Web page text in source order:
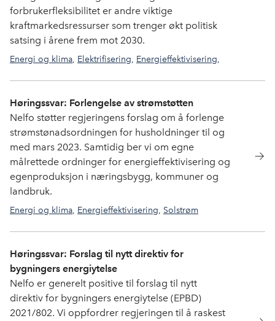
forbrukerfleksibilitet er andre viktige
kraftmarkedsressurser som trenger økt politisk
satsing i årene frem mot 2030.
Energi og klima, Elektrifisering, Energieffektivisering,
Høringssvar: Forlengelse av strømstøtten
Nelfo støtter regjeringens forslag om å forlenge
strømstønadsordningen for husholdninger til og
med mars 2023. Samtidig ber vi om egne
målrettede ordninger for energieffektivisering og
egenproduksjon i næringsbygg, kommuner og
landbruk.
Energi og klima, Energieffektivisering, Solstrøm
Høringssvar: Forslag til nytt direktiv for
bygningers energiytelse
Nelfo er generelt positive til forslag til nytt
direktiv for bygningers energiytelse (EPBD)
2021/802. Vi oppfordrer regjeringen til å raskest